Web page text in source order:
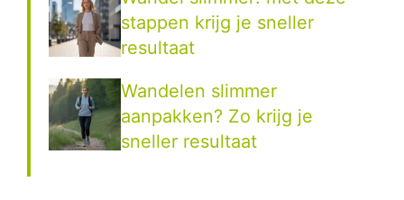
stappen krijg je sneller
resultaat
Wandelen slimmer
aanpakken? Zo krijg je
sneller resultaat